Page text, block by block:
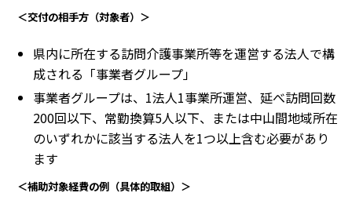
＜交付の相手方（対象者）＞
県内に所在する訪問介護事業所等を運営する法人で構
成される「事業者グループ」
事業者グループは、1法人1事業所運営、延べ訪問回数
200回以下、常勤換算5人以下、または中山間地域所在
のいずれかに該当する法人を1つ以上含む必要があり
ます
＜補助対象経費の例（具体的取組）＞